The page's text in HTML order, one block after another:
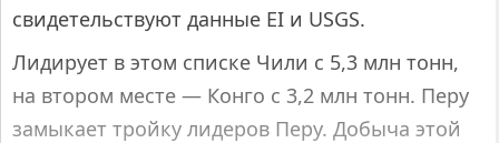
свидетельствуют данные EI и USGS.
Лидирует в этом списке Чили с 5,3 млн тонн,
на втором месте — Конго с 3,2 млн тонн. Перу
замыкает тройку лидеров Перу. Добыча этой